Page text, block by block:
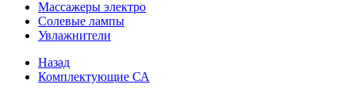
Массажеры электро
Солевые лампы
Увлажнители
Назад
Комплектующие СА